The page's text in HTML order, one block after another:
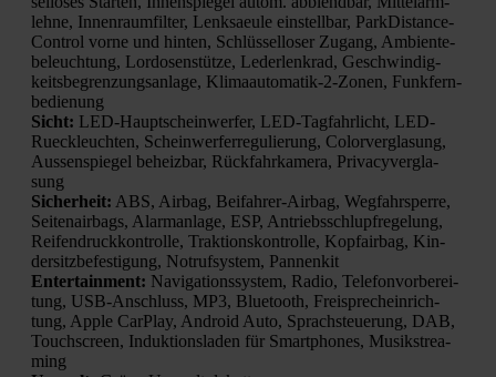
leh­ne, Innen­raum­fil­ter, Lenk­saeu­le ein­stell­bar, Park­Di­stance­
Con­trol vor­ne und hin­ten, Schlüs­sel­lo­ser Zugang, Ambi­en­te­
be­leuch­tung, Lor­do­sen­stüt­ze, Leder­lenk­rad, Geschwin­dig­
keits­be­gren­zungs­an­la­ge, Kli­ma­au­to­ma­tik-2-Zonen, Funk­fern­
be­die­nung
Sicht: LED-Haupt­schein­wer­fer, LED-Tag­fahr­licht, LED-
Rueck­leuch­ten, Schein­wer­fer­re­gu­lie­rung, Color­ver­gla­sung,
Aus­sen­spie­gel beheiz­bar, Rück­fahr­ka­me­ra, Pri­va­cy­ver­gla­
sung
Sicher­heit: ABS, Air­bag, Bei­fah­rer-Air­bag, Weg­fahr­sper­re,
Sei­ten­air­bags, Alarm­an­la­ge, ESP, Antriebs­schlupf­re­ge­lung,
Rei­fen­druck­kon­trol­le, Trak­ti­ons­kon­trol­le, Kopf­air­bag, Kin­
der­sitz­be­fes­ti­gung, Not­ruf­sys­tem, Pan­nen­kit
Enter­tain­ment: Navi­ga­ti­ons­sys­tem, Radio, Tele­fon­vor­be­rei­
tung, USB-Anschluss, MP3, Blue­tooth, Frei­sprech­ein­rich­
tung, Apple Car­Play, Android Auto, Sprach­steue­rung, DAB,
Touch­screen, Induk­ti­ons­la­den für Smart­phones, Musik­strea­
ming